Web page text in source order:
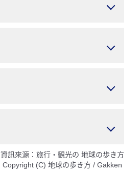
資訊來源：旅行・観光の 地球の歩き方
Copyright (C) 地球の歩き方 / Gakken